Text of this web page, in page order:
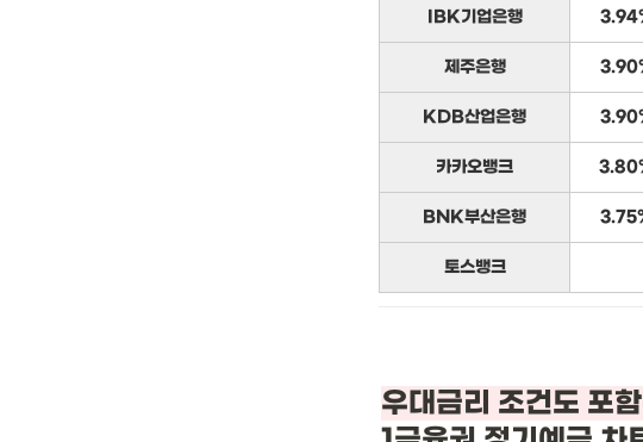
IBK기업은행
제주은행
KDB산업은행
카카오뱅크
BNK부산은행
토스뱅크